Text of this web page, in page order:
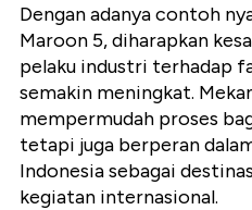
Dengan adanya contoh
Maroon 5, diharapkan
pelaku industri terhadap
semakin meningkat.
mempermudah proses
tetapi juga berperan
Indonesia sebagai
kegiatan internasional.